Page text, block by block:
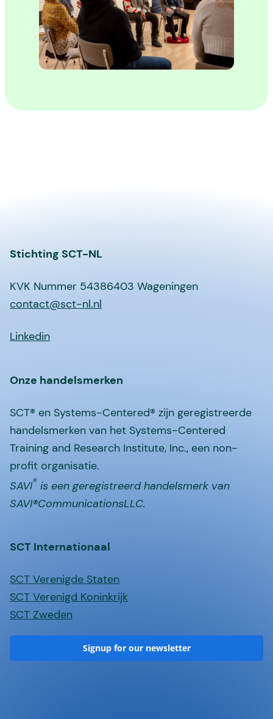
Stichting SCT-NL
KVK Nummer 54386403 Wageningen
contact@sct-nl.nl
Linkedin
Onze handelsmerken
SCT® en Systems-Centered® zijn geregistreerde
handelsmerken van het Systems-Centered
Training and Research Institute, Inc., een non-
profit organisatie.
SAVI® is een geregistreerd handelsmerk van
SAVI®CommunicationsLLC.
SCT Internationaal
SCT Verenigde Staten
SCT Verenigd Koninkrijk
SCT Zweden
Signup for our newsletter